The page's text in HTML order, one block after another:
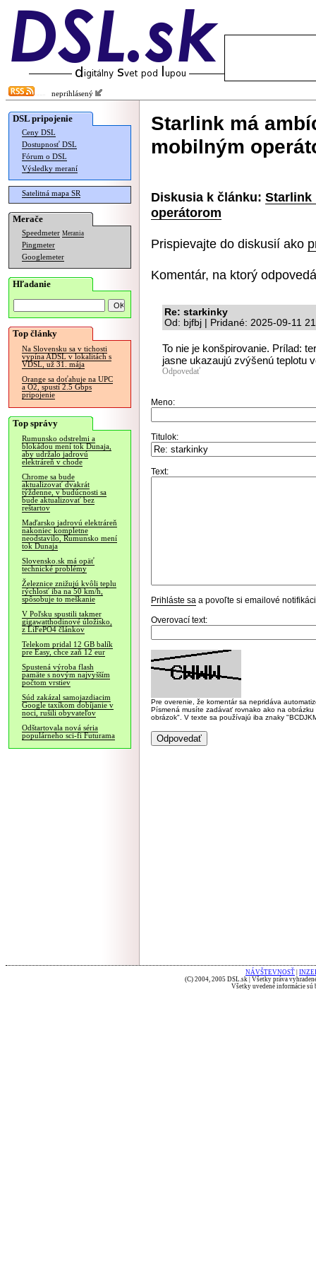
neprihlásený
DSL pripojenie
Ceny DSL
Dostupnosť DSL
Fórum o DSL
Výsledky meraní
Satelitná mapa SR
Merače
Speedmeter Merania
Pingmeter
Googlemeter
Hľadanie
Top články
Na Slovensku sa v tichosti
vypína ADSL v lokalitách s
VDSL, už 31. mája
Orange sa doťahuje na UPC
a O2, spustí 2.5 Gbps
pripojenie
Top správy
Rumunsko odstrelmi a
blokádou mení tok Dunaja,
aby udržalo jadrovú
elektráreň v chode
Chrome sa bude
aktualizovať dvakrát
týždenne, v budúcnosti sa
bude aktualizovať bez
reštartov
Maďarsko jadrovú elektráreň
nakoniec kompletne
neodstavilo, Rumunsko mení
tok Dunaja
Slovensko.sk má opäť
technické problémy
Železnice znižujú kvôli teplu
rýchlosť iba na 50 km/h,
spôsobuje to meškanie
V Poľsku spustili takmer
gigawatthodinové úložisko,
z LiFePO4 článkov
Telekom pridal 12 GB balík
pre Easy, chce zaň 12 eur
Spustená výroba flash
pamäte s novým najvyšším
počtom vrstiev
Súd zakázal samojazdiacim
Google taxíkom dobíjanie v
noci, rušili obyvateľov
Odštartovala nová séria
populárneho sci-fi Futurama
Starlink má
mobilným
Diskusia k článku: Starlink
operátorom
Prispievajte do diskusií ako
Komentár, na ktorý
Re: starkinky
Od: bjfbj | Pridané: 2025-09-11
To nie je konšpirovanie. Prílad:
jasne ukazaujú zvýšenú teplotu
Odpovedať
Meno:
Titulok:
Text:
Prihláste sa a povoľte si emailové
Overovací text:
Pre overenie, že komentár sa nepridáva
Písmená musíte zadávať rovnako ako na
obrázok". V texte sa používajú iba znaky
NÁVŠTEVNOSŤ
(C) 2004, 2005 DSL.sk | Všetky práva
Všetky uvedené informácie sú